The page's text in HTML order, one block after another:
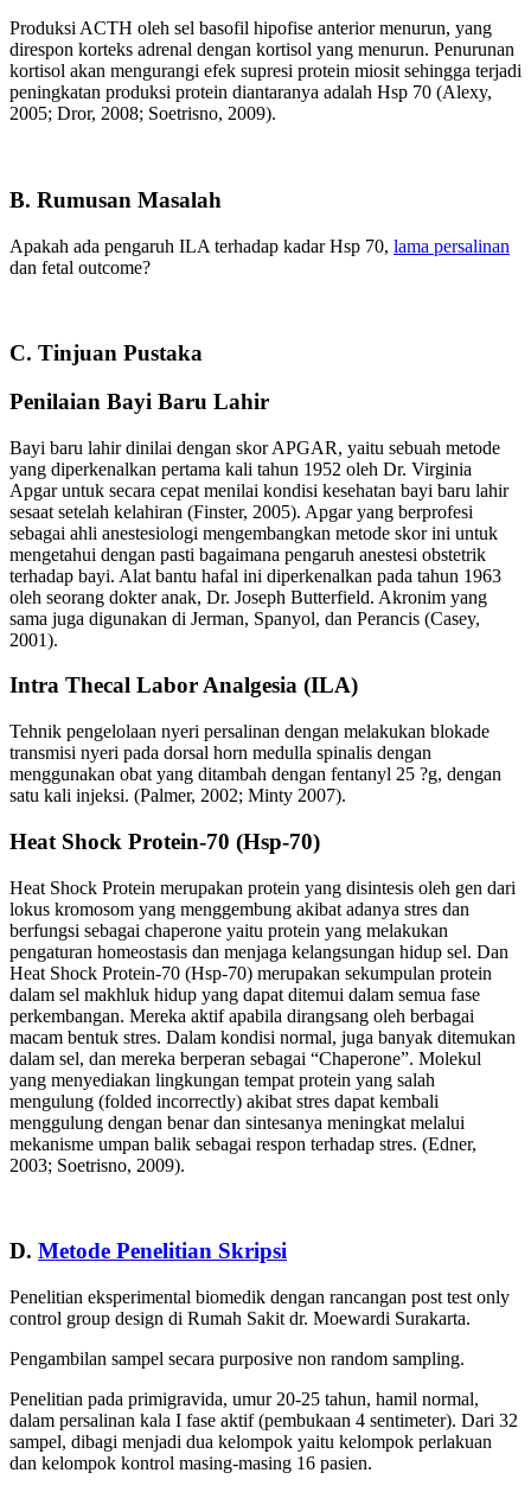
Produksi ACTH oleh sel basofil hipofise anterior menurun, yang
direspon korteks adrenal dengan kortisol yang menurun. Penurunan
kortisol akan mengurangi efek supresi protein miosit sehingga terjadi
peningkatan produksi protein diantaranya adalah Hsp 70 (Alexy,
2005; Dror, 2008; Soetrisno, 2009).
B. Rumusan Masalah
Apakah ada pengaruh ILA terhadap kadar Hsp 70, lama persalinan
dan fetal outcome?
C. Tinjuan Pustaka
Penilaian Bayi Baru Lahir
Bayi baru lahir dinilai dengan skor APGAR, yaitu sebuah metode
yang diperkenalkan pertama kali tahun 1952 oleh Dr. Virginia
Apgar untuk secara cepat menilai kondisi kesehatan bayi baru lahir
sesaat setelah kelahiran (Finster, 2005). Apgar yang berprofesi
sebagai ahli anestesiologi mengembangkan metode skor ini untuk
mengetahui dengan pasti bagaimana pengaruh anestesi obstetrik
terhadap bayi. Alat bantu hafal ini diperkenalkan pada tahun 1963
oleh seorang dokter anak, Dr. Joseph Butterfield. Akronim yang
sama juga digunakan di Jerman, Spanyol, dan Perancis (Casey,
2001).
Intra Thecal Labor Analgesia (ILA)
Tehnik pengelolaan nyeri persalinan dengan melakukan blokade
transmisi nyeri pada dorsal horn medulla spinalis dengan
menggunakan obat yang ditambah dengan fentanyl 25 ?g, dengan
satu kali injeksi. (Palmer, 2002; Minty 2007).
Heat Shock Protein-70 (Hsp-70)
Heat Shock Protein merupakan protein yang disintesis oleh gen dari
lokus kromosom yang menggembung akibat adanya stres dan
berfungsi sebagai chaperone yaitu protein yang melakukan
pengaturan homeostasis dan menjaga kelangsungan hidup sel. Dan
Heat Shock Protein-70 (Hsp-70) merupakan sekumpulan protein
dalam sel makhluk hidup yang dapat ditemui dalam semua fase
perkembangan. Mereka aktif apabila dirangsang oleh berbagai
macam bentuk stres. Dalam kondisi normal, juga banyak ditemukan
dalam sel, dan mereka berperan sebagai “Chaperone”. Molekul
yang menyediakan lingkungan tempat protein yang salah
mengulung (folded incorrectly) akibat stres dapat kembali
menggulung dengan benar dan sintesanya meningkat melalui
mekanisme umpan balik sebagai respon terhadap stres. (Edner,
2003; Soetrisno, 2009).
D. Metode Penelitian Skripsi
Penelitian eksperimental biomedik dengan rancangan post test only
control group design di Rumah Sakit dr. Moewardi Surakarta.
Pengambilan sampel secara purposive non random sampling.
Penelitian pada primigravida, umur 20-25 tahun, hamil normal,
dalam persalinan kala I fase aktif (pembukaan 4 sentimeter). Dari 32
sampel, dibagi menjadi dua kelompok yaitu kelompok perlakuan
dan kelompok kontrol masing-masing 16 pasien.